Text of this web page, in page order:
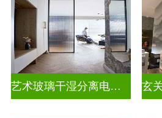
艺术玻璃干湿分离电视玻璃背景墙